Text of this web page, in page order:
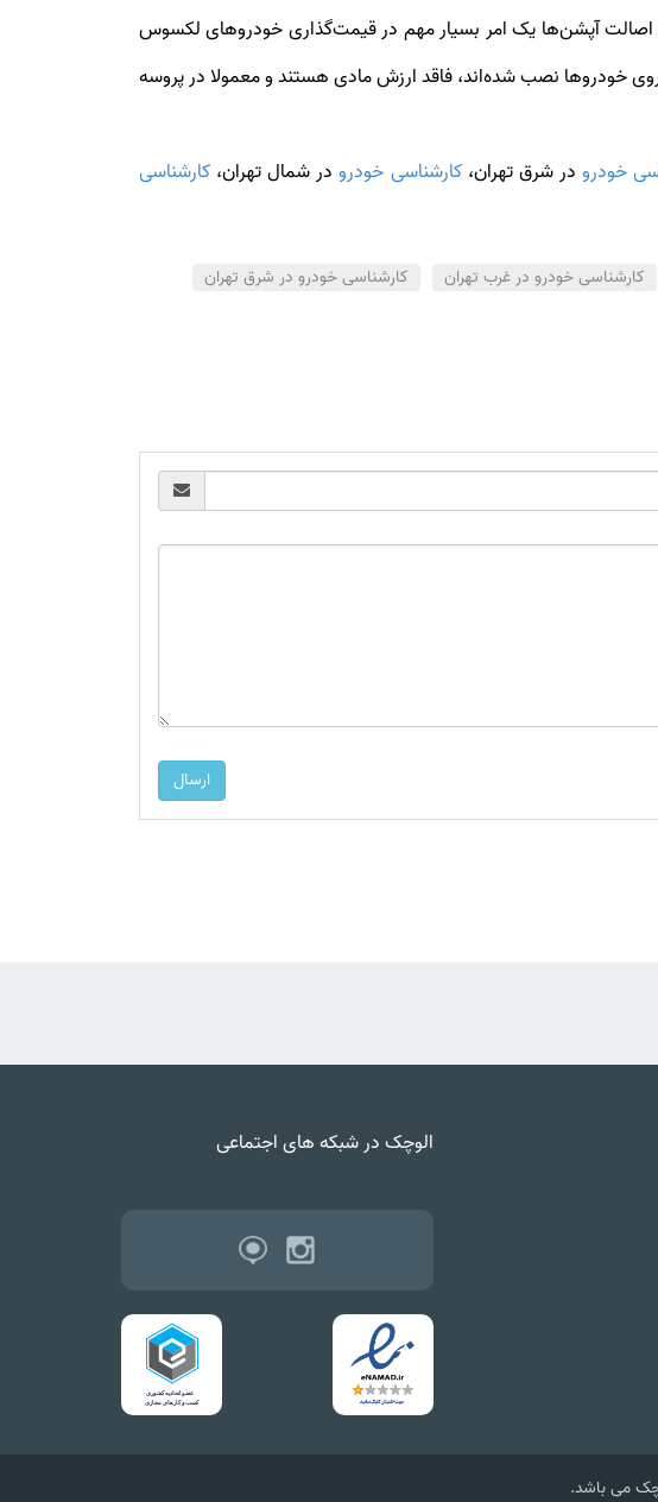
اصالت آپشن‌ها یک امر بسیار مهم در قیمت‌گذاری خودروهای لکسوس
خودروها نصب شده‌اند، فاقد ارزش مادی هستند و معمولا در پروسه
خودرودر شرق تهران،کارشناسی خودرودر شمال تهران، کارشناسی
کارشناسی خودرو در غرب تهران
کارشناسی خودرو در شرق تهران
الوچک در شبکه های اجتماعی
می باشد.